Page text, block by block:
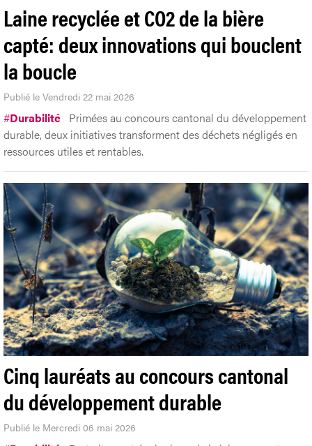
Laine recyclée et CO2 de la bière
capté: deux innovations qui bouclent
la boucle
Publié le Vendredi 22 mai 2026
#Durabilité Primées au concours cantonal du développement
durable, deux initiatives transforment des déchets négligés en
ressources utiles et rentables.
Cinq lauréats au concours cantonal
du développement durable
Publié le Mercredi 06 mai 2026